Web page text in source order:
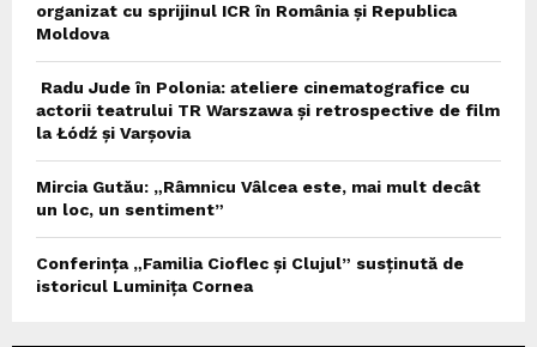
organizat cu sprijinul ICR în România și Republica
Moldova
Radu Jude în Polonia: ateliere cinematografice cu
actorii teatrului TR Warszawa și retrospective de film
la Łódź și Varșovia
Mircia Gutău: „Râmnicu Vâlcea este, mai mult decât
un loc, un sentiment”
Conferința „Familia Cioflec și Clujul” susținută de
istoricul Luminița Cornea